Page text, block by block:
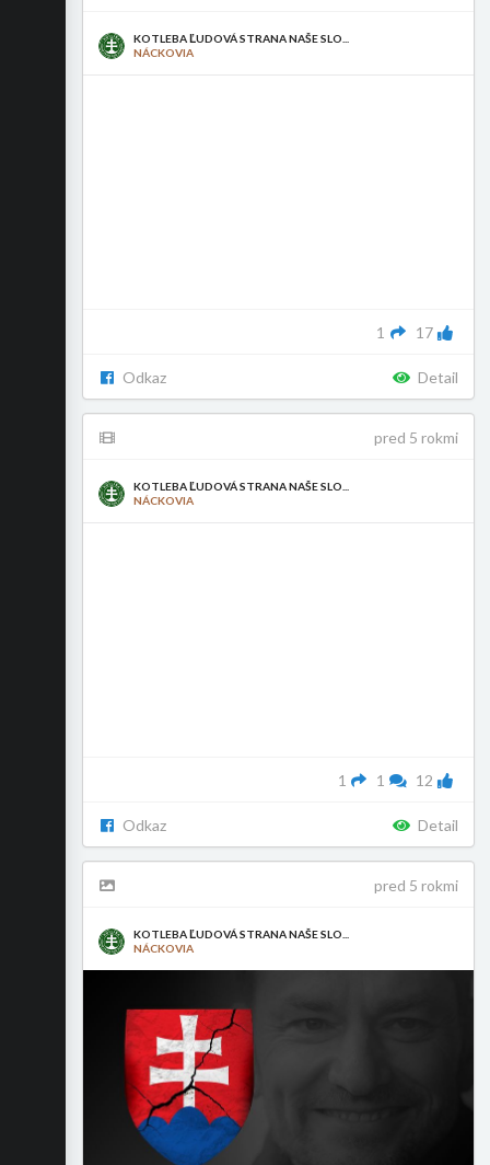
KOTLEBA ĽUDOVÁ STRANA NAŠE SLO...
NÁCKOVIA
17
1
Odkaz Detail
pred 5 rokmi
KOTLEBA ĽUDOVÁ STRANA NAŠE SLO...
NÁCKOVIA
12
1
1
Odkaz Detail
pred 5 rokmi
KOTLEBA ĽUDOVÁ STRANA NAŠE SLO...
NÁCKOVIA